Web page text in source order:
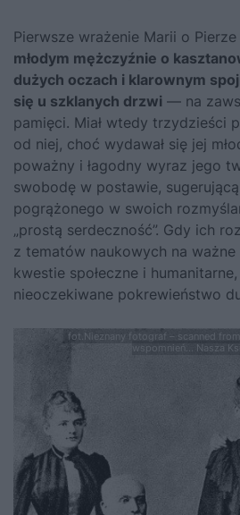
Pierwsze wrażenie Marii o
młodym mężczyźnie o
dużych oczach i klarownym
się u szklanych drzwi — na
pamięci. Miał wtedy trzydzieści
od niej, choć wydawał się jej
poważny i łagodny wyraz jego
swobodę w postawie,
pogrążonego w swoich
„prostą serdeczność”. Gdy ich
z tematów naukowych na
kwestie społeczne i
nieoczekiwane pokrewieństwo
fot.Nieznany fotograf – scanned
wspomnień… Nasza